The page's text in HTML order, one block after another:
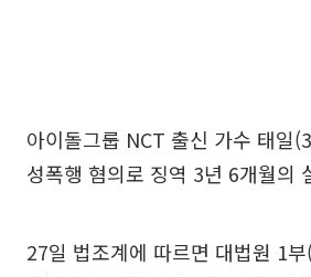
아이돌그룹 NCT 출신 가수 태일
성폭행 혐의로 징역 3년 6개월의
27일 법조계에 따르면 대법원 1